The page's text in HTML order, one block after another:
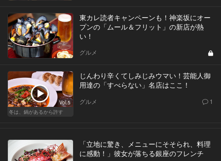
東カレ読者キャンペーンも！神楽坂にオー
プンの「ムール＆フリット」の新店が熱
い！
グルメ
Vol.5
冬は、鍋があるから許す
じんわり辛くてしみじみウマい！芸能人御
用達の「すべらない」名店はここ！
グルメ 1
「立地に驚き、メニューにそそられ、料理
に感動！」彼女が落ちる銀座のフレンチ